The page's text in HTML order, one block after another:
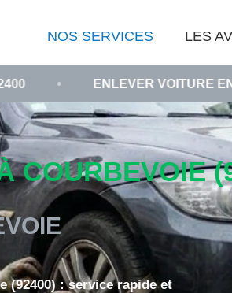
NOS SERVICES LES
VOITURE EN PANNE À
COURBEVOIE
(92400) : service rapide et